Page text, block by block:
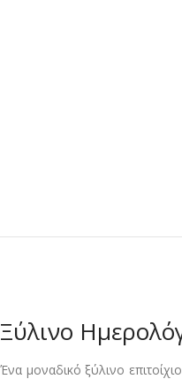
Ξύλινο
Ένα μοναδικό ξύλινο